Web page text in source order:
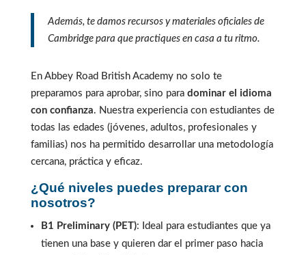
Además, te damos recursos y materiales oficiales de
Cambridge para que practiques en casa a tu ritmo.
En Abbey Road British Academy no solo te
preparamos para aprobar, sino para dominar el idioma
con confianza. Nuestra experiencia con estudiantes de
todas las edades (jóvenes, adultos, profesionales y
familias) nos ha permitido desarrollar una metodología
cercana, práctica y eficaz.
¿Qué niveles puedes preparar con
nosotros?
B1 Preliminary (PET): Ideal para estudiantes que ya
tienen una base y quieren dar el primer paso hacia